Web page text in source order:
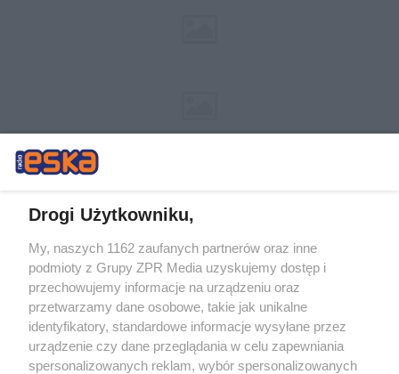
Żaden utwór zamieszczony w serwisie nie może być powielany i
rozpowszechniany lub dalej rozpowszechniany w jakikolwiek sposób (w
tym także elektroniczny lub mechaniczny) na jakimkolwiek polu
eksploatacji w jakiejkolwiek formie, włącznie z umieszczaniem w
Internecie bez pisemnej zgody właściciela praw. Jakiekolwiek użycie lub
wykorzystanie utworów w całości lub w części z naruszeniem prawa,
tzn. bez właściwej zgody, jest zabronione pod groźbą kary i może być
ścigane prawnie.
Drogi Użytkowniku,
My, naszych 1162 zaufanych partnerów oraz inne
podmioty z Grupy ZPR Media uzyskujemy dostęp i
przechowujemy informacje na urządzeniu oraz
przetwarzamy dane osobowe, takie jak unikalne
identyfikatory, standardowe informacje wysyłane przez
urządzenie czy dane przeglądania w celu zapewniania
spersonalizowanych reklam, wybór spersonalizowanych